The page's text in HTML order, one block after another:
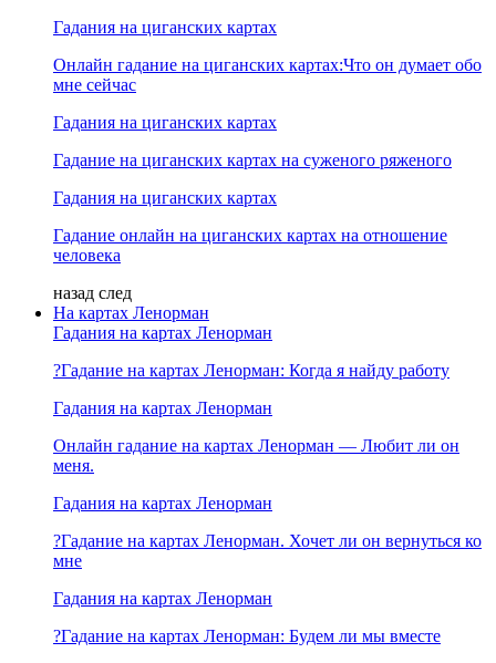
Гадания на циганских картах
Онлайн гадание на циганских картах:Что он думает обо
мне сейчас
Гадания на циганских картах
Гадание на циганских картах на суженого ряженого
Гадания на циганских картах
Гадание онлайн на циганских картах на отношение
человека
назад след
На картах Ленорман
Гадания на картах Ленорман
?Гадание на картах Ленорман: Когда я найду работу
Гадания на картах Ленорман
Онлайн гадание на картах Ленорман — Любит ли он
меня.
Гадания на картах Ленорман
?Гадание на картах Ленорман. Хочет ли он вернуться ко
мне
Гадания на картах Ленорман
?Гадание на картах Ленорман: Будем ли мы вместе